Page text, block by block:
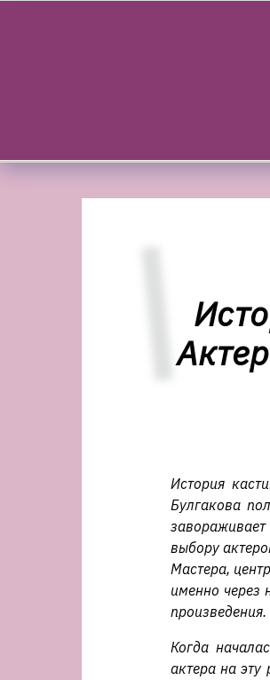
История
Булгакова
выбору
Мастера,
именно через
произведения.
Когда
актера на